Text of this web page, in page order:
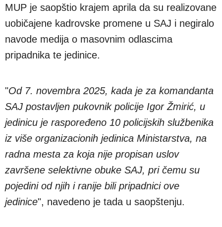
MUP je saopštio krajem aprila da su realizovane
uobičajene kadrovske promene u SAJ i negiralo
navode medija o masovnim odlascima
pripadnika te jedinice.
"Od 7. novembra 2025, kada je za komandanta
SAJ postavljen pukovnik policije Igor Žmirić, u
jedinicu je raspoređeno 10 policijskih službenika
iz više organizacionih jedinica Ministarstva, na
radna mesta za koja nije propisan uslov
završene selektivne obuke SAJ, pri čemu su
pojedini od njih i ranije bili pripadnici ove
jedinice", navedeno je tada u saopštenju.